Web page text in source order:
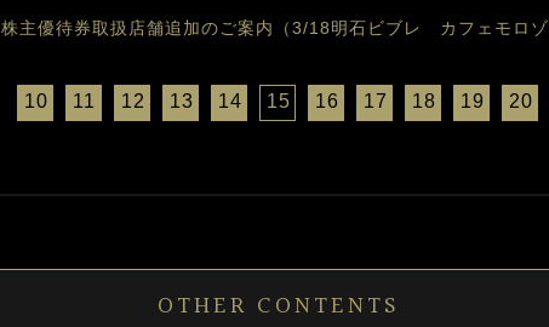
株主優待券取扱店舗追加のご案内（3/18明石ビブレ カフェモロ
10 11 12 13 14 15 16 17 18 19 20
OTHER CONTENTS